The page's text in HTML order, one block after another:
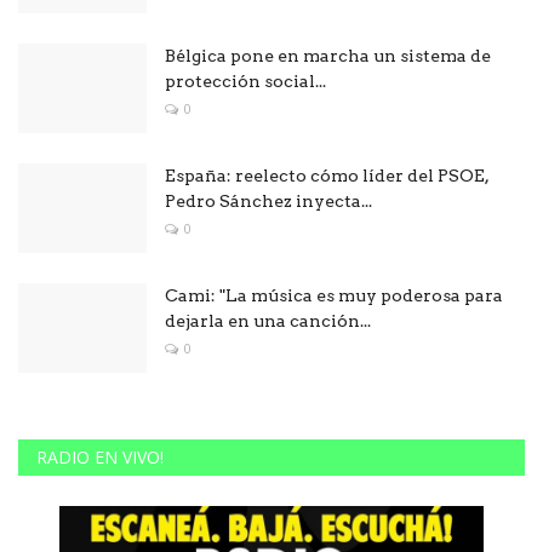
Bélgica pone en marcha un sistema de
protección social...
0
España: reelecto cómo líder del PSOE,
Pedro Sánchez inyecta...
0
Cami: "La música es muy poderosa para
dejarla en una canción...
0
RADIO EN VIVO!